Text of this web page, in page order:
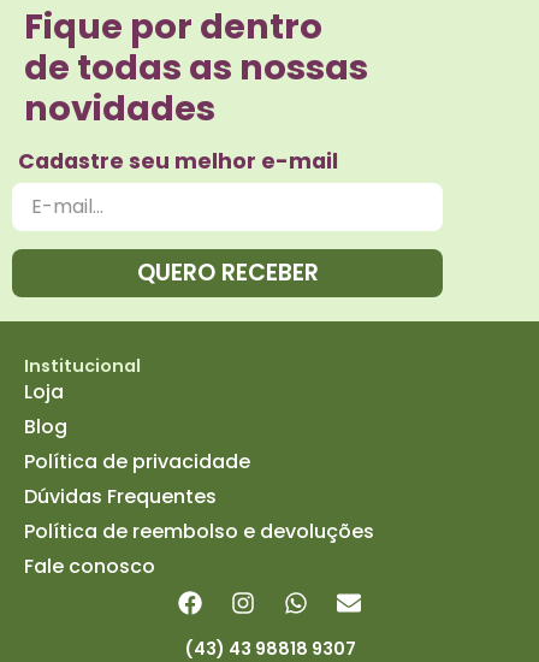
Fique por dentro
de todas as nossas
novidades
Cadastre seu melhor e-mail
QUERO RECEBER
Institucional
Loja
Blog
Política de privacidade
Dúvidas Frequentes
Política de reembolso e devoluções
Fale conosco
(43) 43 98818 9307